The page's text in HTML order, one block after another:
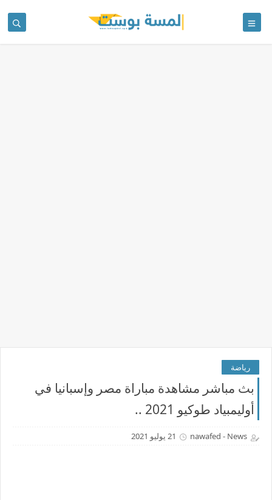
رياضة
بث مباشر مشاهدة مباراة مصر وإسبانيا في
أوليمبياد طوكيو 2021 ..
nawafed - News 21 يوليو 2021